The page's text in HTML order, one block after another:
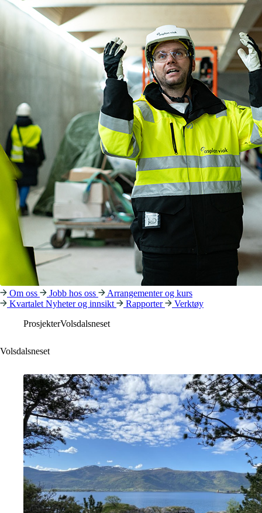
Om oss Jobb hos oss
Arrangementer og kurs
Kvartalet Nyheter og innsikt Rapporter
Verktøy
ProsjekterVolsdalsneset
Volsdalsneset